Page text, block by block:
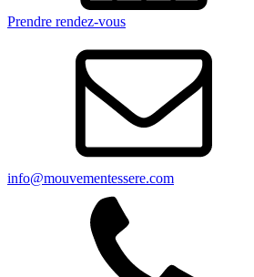
Prendre rendez-vous
info@mouvementessere.com